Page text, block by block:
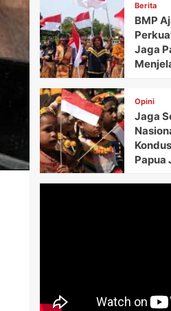
Berita
BMP
Jaga
Opini
Jaga
Papua